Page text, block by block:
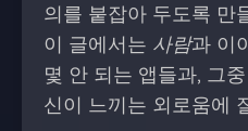
의를 붙잡아 두도록 만
이 글에서는 사람과 이
몇 안 되는 앱들과, 그
신이 느끼는 외로움에